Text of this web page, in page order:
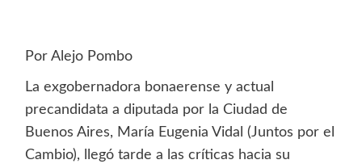
Por Alejo Pombo
La exgobernadora bonaerense y actual
precandidata a diputada por la Ciudad de
Buenos Aires, María Eugenia Vidal (Juntos por el
Cambio), llegó tarde a las críticas hacia su